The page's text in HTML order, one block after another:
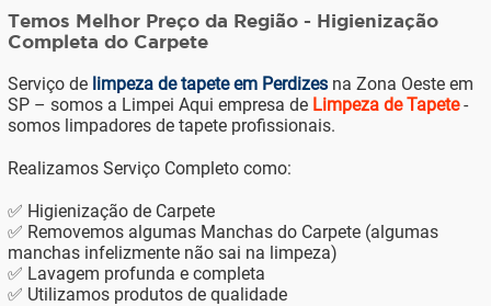
Temos Melhor Preço da Região - Higienização
Completa do Carpete
Serviço de limpeza de tapete em Perdizesna Zona Oeste em
SP – somos a Limpei Aqui empresa de Limpeza de Tapete-
somos limpadores de tapete profissionais.
Realizamos Serviço Completo como:
✅ Higienização de Carpete
✅ Removemos algumas Manchas do Carpete (algumas
manchas infelizmente não sai na limpeza)
✅ Lavagem profunda e completa
✅ Utilizamos produtos de qualidade